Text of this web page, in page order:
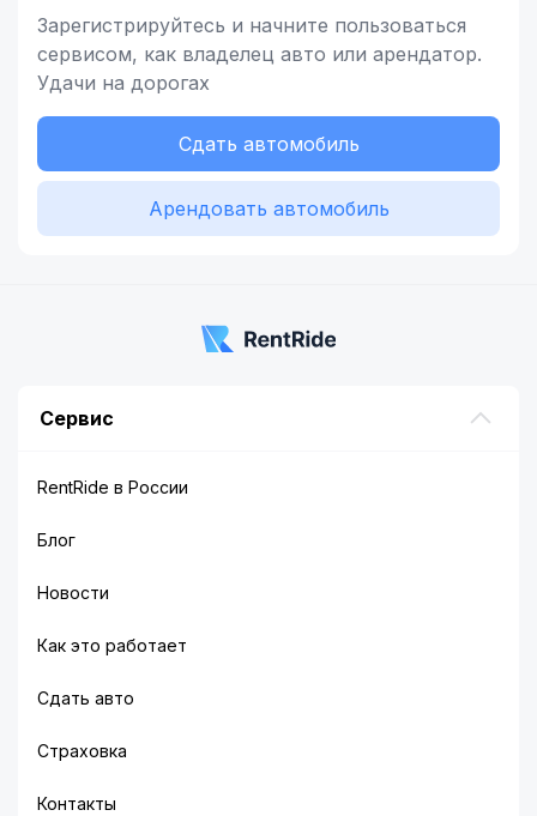
Зарегистрируйтесь и начните пользоваться
сервисом, как владелец авто или арендатор.
Удачи на дорогах
Сдать автомобиль
Арендовать автомобиль
Сервис
RentRide в России
Блог
Новости
Как это работает
Сдать авто
Страховка
Контакты